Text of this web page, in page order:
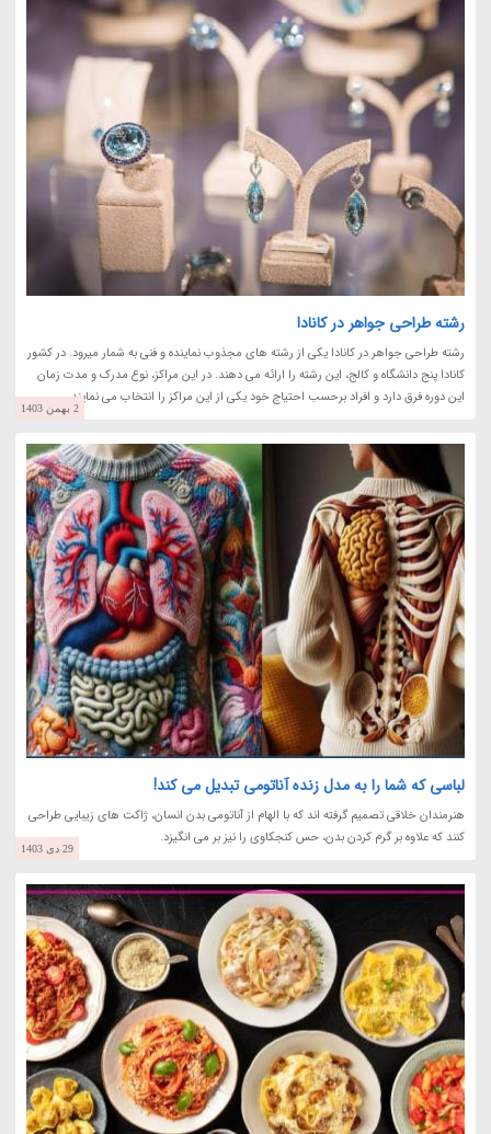
رشته طراحی جواهر در کانادا
رشته طراحی جواهر در کانادا یکی از رشته های مجذوب نماینده و فنی به شمار میرود. در کشور
کانادا پنج دانشگاه و کالج، این رشته را ارائه می دهند. در این مراکز، نوع مدرک و مدت زمان
این دوره فرق دارد و افراد برحسب احتیاج خود یکی از این مراکز را انتخاب می نمایند....
2 بهمن 1403
لباسی که شما را به مدل زنده آناتومی تبدیل می کند!
هنرمندان خلاقی تصمیم گرفته اند که با الهام از آناتومی بدن انسان، ژاکت های زیبایی طراحی
کنند که علاوه بر گرم کردن بدن، حس کنجکاوی را نیز بر می انگیزد.
29 دی 1403